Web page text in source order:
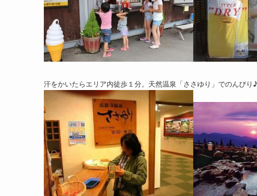
汗をかいたらエリア内徒歩１分。天然温泉「ささゆり」でのんびり♪